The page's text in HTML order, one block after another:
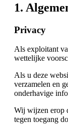
1.
Privacy
Als exploitant
wettelijke
Als u deze
verzamelen en
onderhavige
Wij wijzen erop
tegen toegang